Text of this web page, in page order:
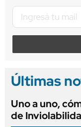
Últimas
Uno a uno,
de